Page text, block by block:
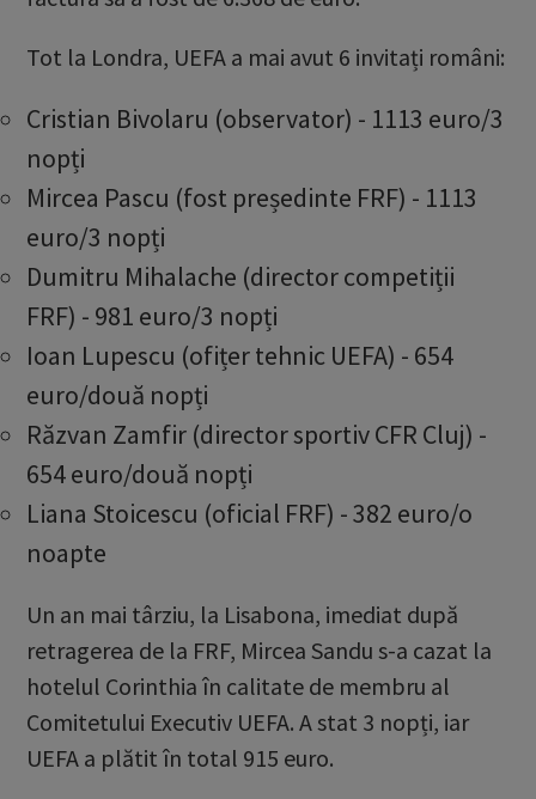
Tot la Londra, UEFA a mai avut 6 invitați români:
Cristian Bivolaru (observator) - 1113 euro/3
nopți
Mircea Pascu (fost președinte FRF) - 1113
euro/3 nopți
Dumitru Mihalache (director competiții
FRF) - 981 euro/3 nopți
Ioan Lupescu (ofițer tehnic UEFA) - 654
euro/două nopți
Răzvan Zamfir (director sportiv CFR Cluj) -
654 euro/două nopți
Liana Stoicescu (oficial FRF) - 382 euro/o
noapte
Un an mai târziu, la Lisabona, imediat după
retragerea de la FRF, Mircea Sandu s-a cazat la
hotelul Corinthia în calitate de membru al
Comitetului Executiv UEFA. A stat 3 nopți, iar
UEFA a plătit în total 915 euro.